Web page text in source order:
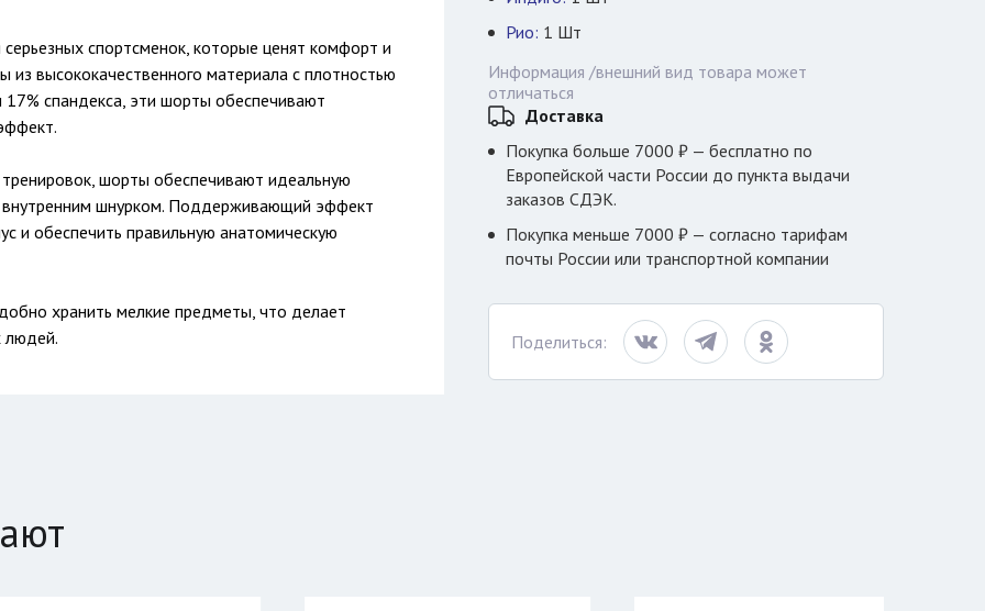
спортсменок, которые ценят комфорт и
высококачественного материала с плотностью
спандекса, эти шорты обеспечивают
шорты обеспечивают идеальную
внутренним шнурком. Поддерживающий эффект
и обеспечить правильную анатомическую
хранить мелкие предметы, что делает
людей.
Рио: 1 Шт
Информация /внешний вид товара может
отличаться
Доставка
Покупка больше 7000 ₽ — бесплатно по
Европейской части России до пункта выдачи
заказов СДЭК.
Покупка меньше 7000 ₽ — согласно тарифам
почты России или транспортной компании
Поделиться: